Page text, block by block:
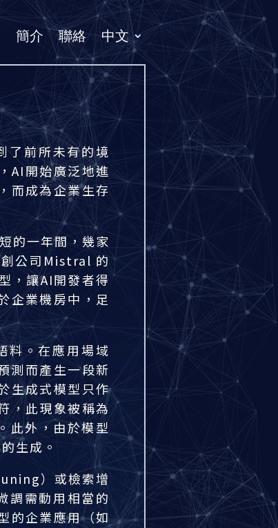
簡介 聯絡 中文
了前所未有的境
AI開始廣泛地進
而成為企業生存
的一年間，幾家
公司Mistral 的
讓AI開發者得
企業機房中，足
料。在應用場域
測而產生一段新
生成式模型只作
，此現象被稱為
外，由於模型
生成。
）或檢索增
需動用相當的
的企業應用（如